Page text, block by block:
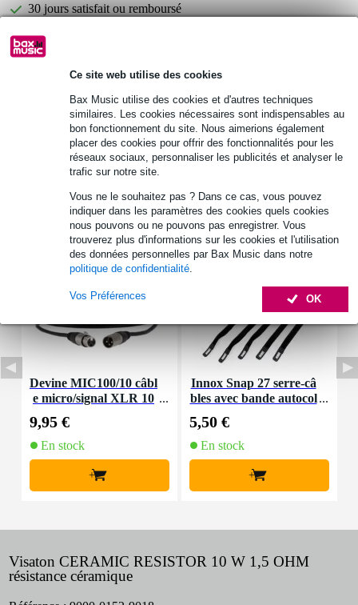
Ce site web utilise des cookies
Bax Music utilise des cookies et d'autres techniques
similaires. Les cookies nécessaires sont indispensables au
bon fonctionnement du site. Nous aimerions également
placer des cookies pour offrir des fonctionnalités pour les
réseaux sociaux, personnaliser les publicités et analyser le
trafic sur notre site.
Vous ne le souhaitez pas ? Dans ce cas, vous pouvez
indiquer dans les paramètres des cookies quels cookies
nous pouvons ou ne pouvons pas enregistrer. Vous
trouverez plus d'informations sur les cookies et l'utilisation
des données personnelles par Bax Music dans notre
politique de confidentialité.
OK
Vos Préférences
30 jours satisfait ou remboursé
type : résistance en céramique
matériau : céramique
puissance_watt : 10 W
Afficher toutes les caractéristiques du produit
Accessoires (7)
Devine MIC100/10 câbl
e micro/signal XLR 10
9,95 €
En stock
+
Innox Snap 27 serre-câ
bles avec bande autocol
5,50 €
En stock
+
Visaton CERAMIC RESISTOR 10 W 1,5 OHM
résistance céramique